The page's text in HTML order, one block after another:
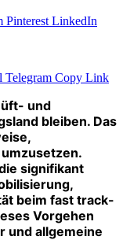
Pinterest LinkedIn
Telegram Copy Link
und
bleiben. Das
signifikant
beim fast track-
Vorgehen
und allgemeine